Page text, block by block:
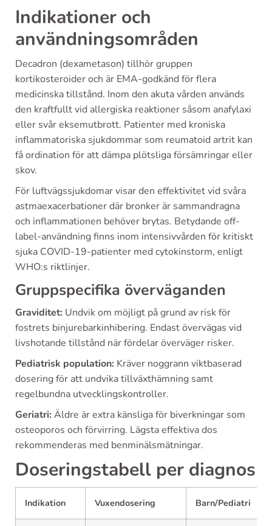
Indikationer och
användningsområden
Decadron (dexametason) tillhör gruppen
kortikosteroider och är EMA-godkänd för flera
medicinska tillstånd. Inom den akuta vården används
den kraftfullt vid allergiska reaktioner såsom anafylaxi
eller svår eksemutbrott. Patienter med kroniska
inflammatoriska sjukdommar som reumatoid artrit kan
få ordination för att dämpa plötsliga försämringar eller
skov.
För luftvägssjukdomar visar den effektivitet vid svåra
astmaexacerbationer där bronker är sammandragna
och inflammationen behöver brytas. Betydande off-
label-användning finns inom intensivvården för kritiskt
sjuka COVID-19-patienter med cytokinstorm, enligt
WHO:s riktlinjer.
Gruppspecifika överväganden
Graviditet: Undvik om möjligt på grund av risk för
fostrets binjurebarkinhibering. Endast övervägas vid
livshotande tillstånd när fördelar överväger risker.
Pediatrisk population: Kräver noggrann viktbaserad
dosering för att undvika tillväxthämning samt
regelbundna utvecklingskontroller.
Geriatri: Äldre är extra känsliga för biverkningar som
osteoporos och förvirring. Lägsta effektiva dos
rekommenderas med benminälsmätningar.
Doseringstabell per diagnos
Indikation Vuxendosering Barn/Pediatri